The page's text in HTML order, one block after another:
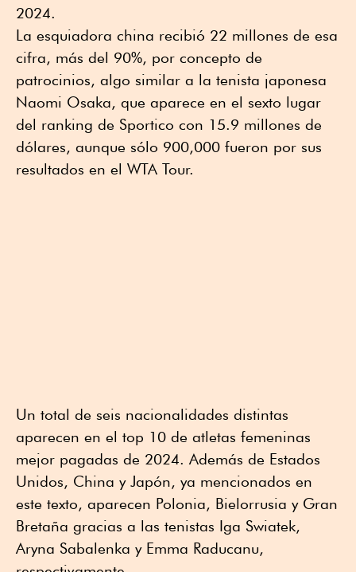
2024.
La esquiadora china recibió 22 millones de esa
cifra, más del 90%, por concepto de
patrocinios, algo similar a la tenista japonesa
Naomi Osaka, que aparece en el sexto lugar
del ranking de Sportico con 15.9 millones de
dólares, aunque sólo 900,000 fueron por sus
resultados en el WTA Tour.
Un total de seis nacionalidades distintas
aparecen en el top 10 de atletas femeninas
mejor pagadas de 2024. Además de Estados
Unidos, China y Japón, ya mencionados en
este texto, aparecen Polonia, Bielorrusia y Gran
Bretaña gracias a las tenistas Iga Swiatek,
Aryna Sabalenka y Emma Raducanu,